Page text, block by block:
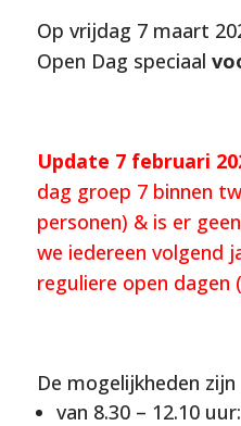
Op vrijdag 7 maart
Open Dag speciaal
Update 7 februari
dag groep 7 binnen
personen) & is er
we iedereen volgend
reguliere open dagen
De mogelijkheden
van 8.30 – 12.10